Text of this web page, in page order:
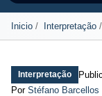
Inicio Interpretação
Interpretação
Por Stéfano Barcellos